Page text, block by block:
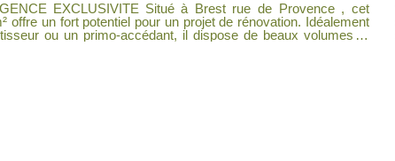
de Provence , cet
offre un fort potentiel pour un projet de rénovation. Idéalement
ou un primo-accédant, il dispose de beaux volumes et